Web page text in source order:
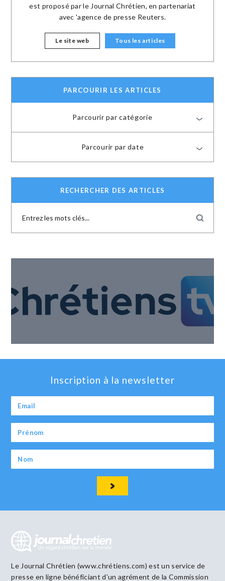
est proposé par le Journal Chrétien, en partenariat
avec 'agence de presse Reuters.
Le site web Tous les articles
PARCOURIR LES ARTICLES
Parcourir par catégorie
Parcourir par date
RECHERCHER DES ARTICLES
Inscription à la newsletter
Le Journal Chrétien (www.chrétiens.com) est un service de
presse en ligne bénéficiant d’un agrément de la Commission